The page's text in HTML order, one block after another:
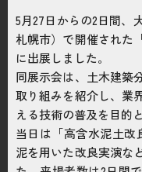
5月27日からの2日間、
札幌市）で開催された
に出展しました。
同展示会は、土木建築
取り組みを紹介し、業
える技術の普及を目的
当日は「高含水泥土改
泥を用いた改良実演な
企業情報
求人情報
お知らせ